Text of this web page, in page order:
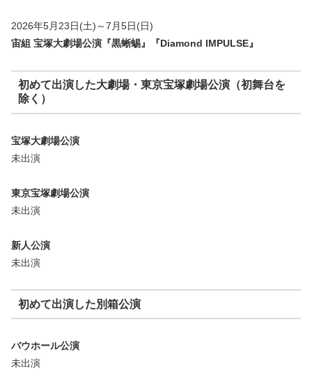
2026年5月23日(土)～7月5日(日)
宙組 宝塚大劇場公演『黒蜥蜴』『Diamond IMPULSE』
初めて出演した大劇場・東京宝塚劇場公演（初舞台を
除く）
宝塚大劇場公演
未出演
東京宝塚劇場公演
未出演
新人公演
未出演
初めて出演した別箱公演
バウホール公演
未出演